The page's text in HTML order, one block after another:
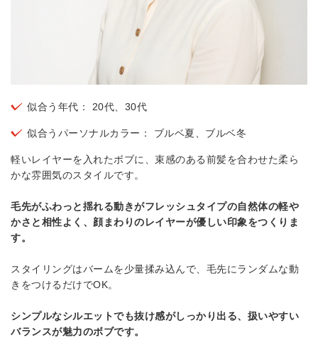
似合う年代： 20代、30代
似合うパーソナルカラー： ブルベ夏、ブルベ冬
軽いレイヤーを入れたボブに、束感のある前髪を合わせた柔ら
かな雰囲気のスタイルです。
毛先がふわっと揺れる動きがフレッシュタイプの自然体の軽や
かさと相性よく、顔まわりのレイヤーが優しい印象をつくりま
す。
スタイリングはバームを少量揉み込んで、毛先にランダムな動
きをつけるだけでOK。
シンプルなシルエットでも抜け感がしっかり出る、扱いやすい
バランスが魅力のボブです。